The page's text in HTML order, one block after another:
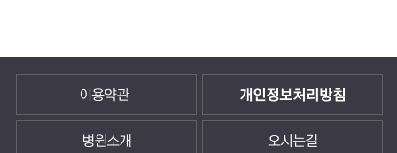
이용약관 개인정보처리방침
병원소개 오시는길